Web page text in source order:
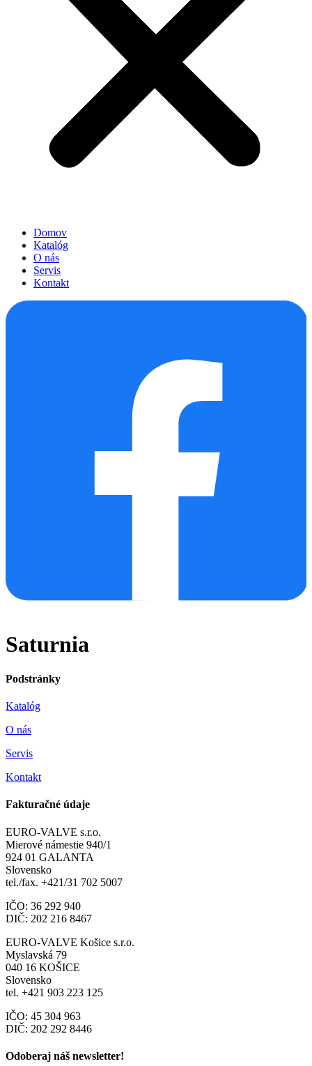
Domov
Katalóg
O nás
Servis
Kontakt
Saturnia
Podstránky
Katalóg
O nás
Servis
Kontakt
Fakturačné údaje
EURO-VALVE s.r.o.
Mierové námestie 940/1
924 01 GALANTA
Slovensko
tel./fax. +421/31 702 5007
IČO: 36 292 940
DIČ: 202 216 8467
EURO-VALVE Košice s.r.o.
Myslavská 79
040 16 KOŠICE
Slovensko
tel. +421 903 223 125
IČO: 45 304 963
DIČ: 202 292 8446
Odoberaj náš newsletter!